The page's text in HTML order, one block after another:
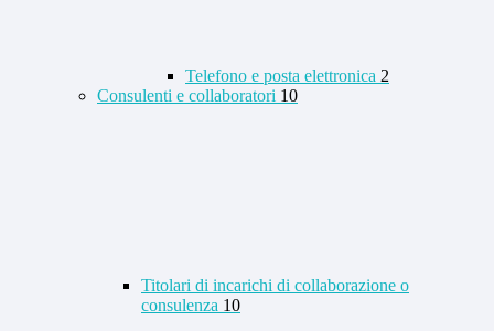
Telefono e posta elettronica 2
Consulenti e collaboratori 10
Titolari di incarichi di collaborazione o
consulenza 10